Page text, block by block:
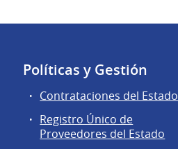
Políticas y Gestión
Contrataciones del Estado
Registro Único de
Proveedores del Estado